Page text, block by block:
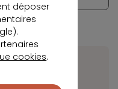
déposer
cookies.